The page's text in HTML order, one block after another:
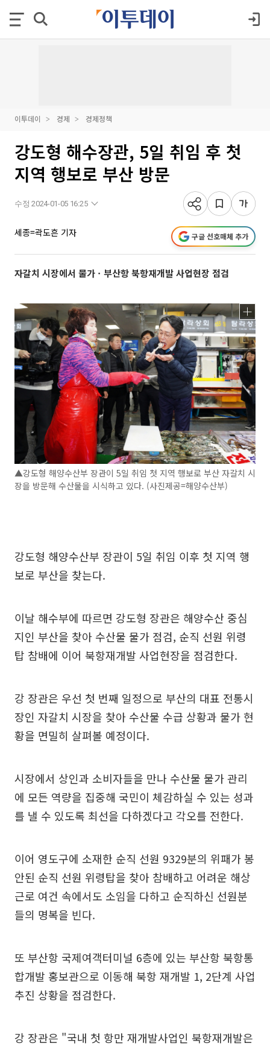
이투데이 경제 경제정책
강도형 해수장관, 5일 취임 후 첫
지역 행보로 부산 방문
수정 2024-01-05 16:25
세종=곽도흔 기자 구글 선호매체 추가
자갈치 시장에서 물가ㆍ부산항 북항재개발 사업현장 점검
▲강도형 해양수산부 장관이 5일 취임 첫 지역 행보로 부산 자갈치 시
장을 방문해 수산물을 시식하고 있다. (사진제공=해양수산부)
강도형 해양수산부 장관이 5일 취임 이후 첫 지역 행
보로 부산을 찾는다.
이날 해수부에 따르면 강도형 장관은 해양수산 중심
지인 부산을 찾아 수산물 물가 점검, 순직 선원 위령
탑 참배에 이어 북항재개발 사업현장을 점검한다.
강 장관은 우선 첫 번째 일정으로 부산의 대표 전통시
장인 자갈치 시장을 찾아 수산물 수급 상황과 물가 현
황을 면밀히 살펴볼 예정이다.
시장에서 상인과 소비자들을 만나 수산물 물가 관리
에 모든 역량을 집중해 국민이 체감하실 수 있는 성과
를 낼 수 있도록 최선을 다하겠다고 각오를 전한다.
이어 영도구에 소재한 순직 선원 9329분의 위패가 봉
안된 순직 선원 위령탑을 찾아 참배하고 어려운 해상
근로 여건 속에서도 소임을 다하고 순직하신 선원분
들의 명복을 빈다.
또 부산항 국제여객터미널 6층에 있는 부산항 북항통
합개발 홍보관으로 이동해 북항 재개발 1, 2단계 사업
추진 상황을 점검한다.
강 장관은 "국내 첫 항만 재개발사업인 북항재개발은